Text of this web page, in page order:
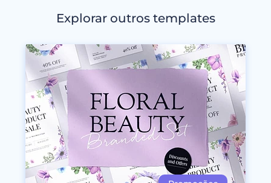
Explorar outros templates